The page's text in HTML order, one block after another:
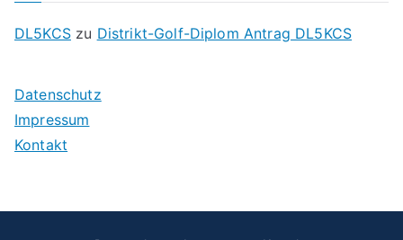
DL5KCSzu Distrikt-Golf-Diplom Antrag DL5KCS
Datenschutz
Impressum
Kontakt